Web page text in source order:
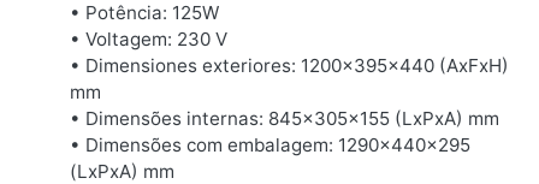
• Potência: 125W
• Voltagem: 230 V
• Dimensiones exteriores: 1200x395x440 (AxFxH)
mm
• Dimensões internas: 845x305x155 (LxPxA) mm
• Dimensões com embalagem: 1290x440x295
(LxPxA) mm